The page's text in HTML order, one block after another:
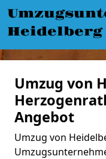
Heidelberg
Umzug von
Angebot
Umzug von